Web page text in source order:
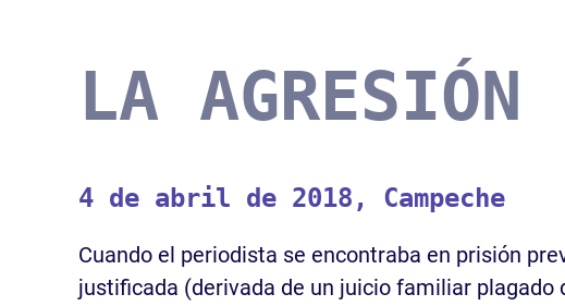
LA AGRESIÓN
4 de abril de 2018, Campeche
Cuando el periodista se encontraba en prisión
justificada (derivada de un juicio familiar plagado